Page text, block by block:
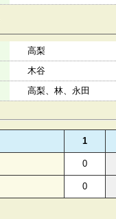
高梨
木谷
高梨、林、永田
1
0
0